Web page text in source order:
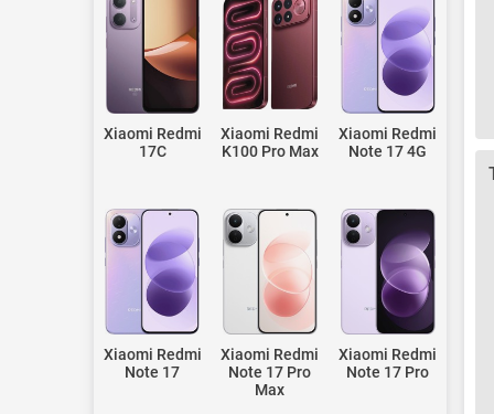
Xiaomi Redmi
17C
Xiaomi Redmi
K100 Pro Max
Xiaomi Redmi
Note 17 4G
Xiaomi Redmi
Note 17
Xiaomi Redmi
Note 17 Pro
Max
Xiaomi Redmi
Note 17 Pro